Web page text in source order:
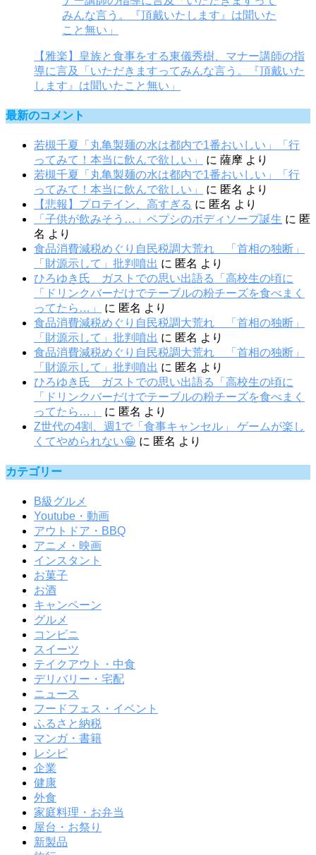
【雅楽】皇族と食事をする東儀秀樹、マナー講師の指
導に言及「いただきますってみんな言う。『頂戴いた
します』は聞いたこと無い」
最新のコメント
若槻千夏「丸亀製麺の水は都内で1番おいしい」「行
ってみて！本当に飲んで欲しい」
に 薩摩 より
若槻千夏「丸亀製麺の水は都内で1番おいしい」「行
ってみて！本当に飲んで欲しい」
に 匿名 より
【悲報】プロテイン、高すぎる に 匿名 より
「子供が飲みそう…」ペプシのボディソープ誕生 に 匿
名 より
食品消費減税めぐり自民税調大荒れ 「首相の独断」
「財源示して」批判噴出 に 匿名 より
ひろゆき氏 ガストでの思い出語る「高校生の頃に
「ドリンクバーだけでテーブルの粉チーズを食べまく
ってたら…」
に 匿名 より
食品消費減税めぐり自民税調大荒れ 「首相の独断」
「財源示して」批判噴出 に 匿名 より
食品消費減税めぐり自民税調大荒れ 「首相の独断」
「財源示して」批判噴出 に 匿名 より
ひろゆき氏 ガストでの思い出語る「高校生の頃に
「ドリンクバーだけでテーブルの粉チーズを食べまく
ってたら…」
に 匿名 より
Z世代の4割、週1で「食事キャンセル」 ゲームが楽し
くてやめられない😁 に 匿名 より
カテゴリー
B級グルメ
Youtube・動画
アウトドア・BBQ
アニメ・映画
インスタント
お菓子
お酒
キャンペーン
グルメ
コンビニ
スイーツ
テイクアウト・中食
デリバリー・宅配
ニュース
フードフェス・イベント
ふるさと納税
マンガ・書籍
レシピ
企業
健康
外食
家庭料理・お弁当
屋台・お祭り
新製品